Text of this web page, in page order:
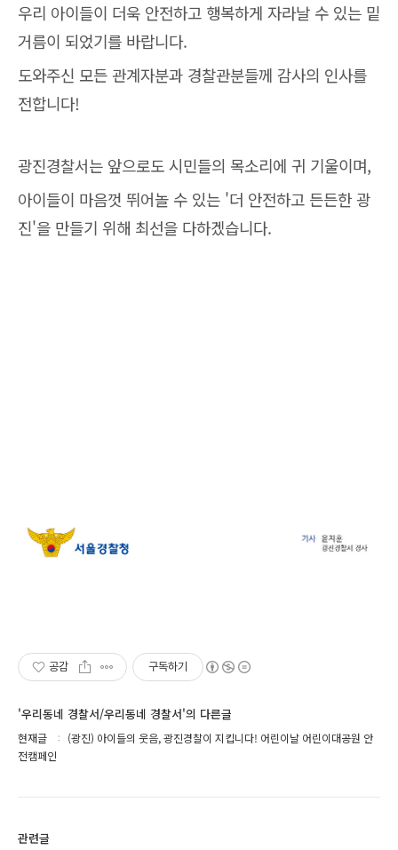
우리 아이들이 더욱 안전하고 행복하게 자라날 수 있는 밑
거름이 되었기를 바랍니다.
도와주신 모든 관계자분과 경찰관분들께 감사의 인사를
전합니다!
광진경찰서는 앞으로도 시민들의 목소리에 귀 기울이며,
아이들이 마음껏 뛰어놀 수 있는 '더 안전하고 든든한 광
진'을 만들기 위해 최선을 다하겠습니다.
공감 구독하기
'우리동네 경찰서/우리동네 경찰서'의 다른글
현재글
(광진) 아이들의 웃음, 광진경찰이 지킵니다! 어린이날 어린이대공원 안
전캠페인
관련글